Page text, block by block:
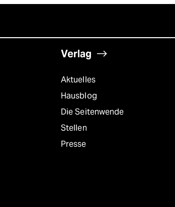
Verlag
Aktuelles
Hausblog
Die Seitenwende
Stellen
Presse